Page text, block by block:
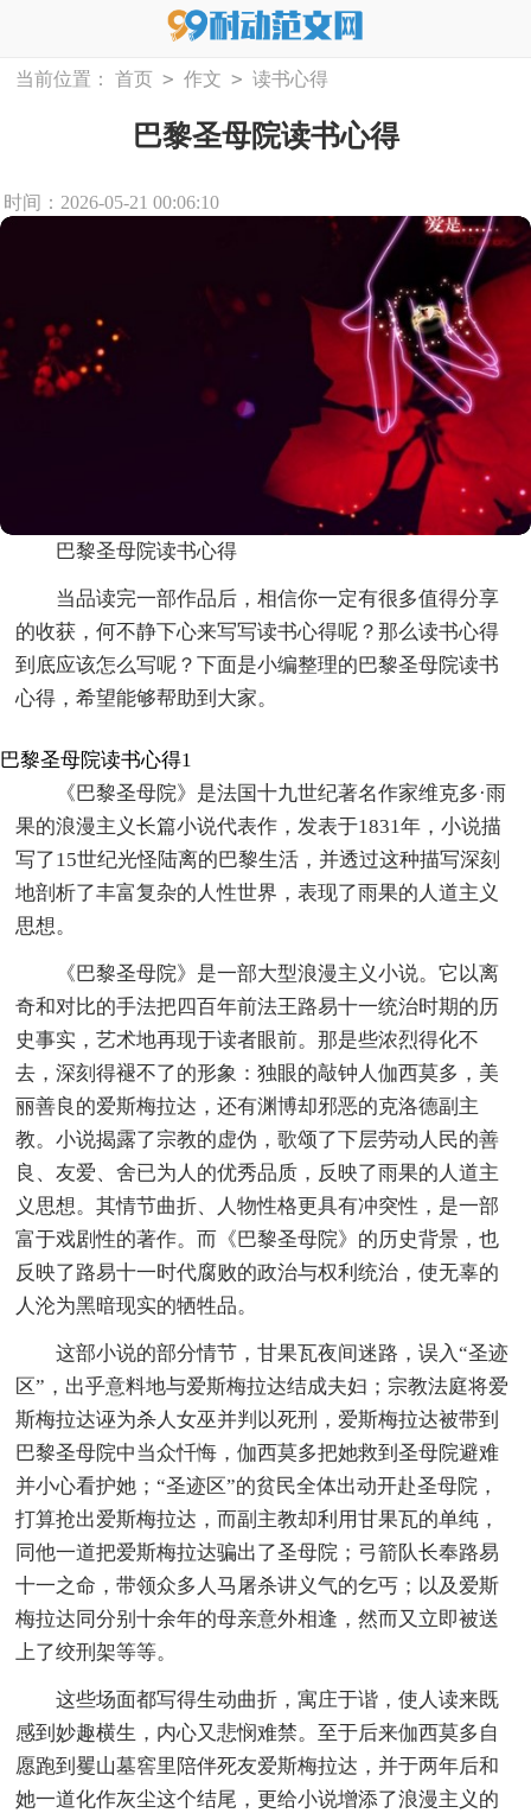
当前位置： 首页 > 作文 > 读书心得
巴黎圣母院读书心得
时间：2026-05-21 00:06:10
巴黎圣母院读书心得
当品读完一部作品后，相信你一定有很多值得分享
的收获，何不静下心来写写读书心得呢？那么读书心得
到底应该怎么写呢？下面是小编整理的巴黎圣母院读书
心得，希望能够帮助到大家。
巴黎圣母院读书心得1
《巴黎圣母院》是法国十九世纪著名作家维克多·雨
果的浪漫主义长篇小说代表作，发表于1831年，小说描
写了15世纪光怪陆离的巴黎生活，并透过这种描写深刻
地剖析了丰富复杂的人性世界，表现了雨果的人道主义
思想。
《巴黎圣母院》是一部大型浪漫主义小说。它以离
奇和对比的手法把四百年前法王路易十一统治时期的历
史事实，艺术地再现于读者眼前。那是些浓烈得化不
去，深刻得褪不了的形象：独眼的敲钟人伽西莫多，美
丽善良的爱斯梅拉达，还有渊博却邪恶的克洛德副主
教。小说揭露了宗教的虚伪，歌颂了下层劳动人民的善
良、友爱、舍已为人的优秀品质，反映了雨果的人道主
义思想。其情节曲折、人物性格更具有冲突性，是一部
富于戏剧性的著作。而《巴黎圣母院》的历史背景，也
反映了路易十一时代腐败的政治与权利统治，使无辜的
人沦为黑暗现实的牺牲品。
这部小说的部分情节，甘果瓦夜间迷路，误入“圣迹
区”，出乎意料地与爱斯梅拉达结成夫妇；宗教法庭将爱
斯梅拉达诬为杀人女巫并判以死刑，爱斯梅拉达被带到
巴黎圣母院中当众忏悔，伽西莫多把她救到圣母院避难
并小心看护她；“圣迹区”的贫民全体出动开赴圣母院，
打算抢出爱斯梅拉达，而副主教却利用甘果瓦的单纯，
同他一道把爱斯梅拉达骗出了圣母院；弓箭队长奉路易
十一之命，带领众多人马屠杀讲义气的乞丐；以及爱斯
梅拉达同分别十余年的母亲意外相逢，然而又立即被送
上了绞刑架等等。
这些场面都写得生动曲折，寓庄于谐，使人读来既
感到妙趣横生，内心又悲悯难禁。至于后来伽西莫多自
愿跑到矍山墓窖里陪伴死友爱斯梅拉达，并于两年后和
她一道化作灰尘这个结尾，更给小说增添了浪漫主义的